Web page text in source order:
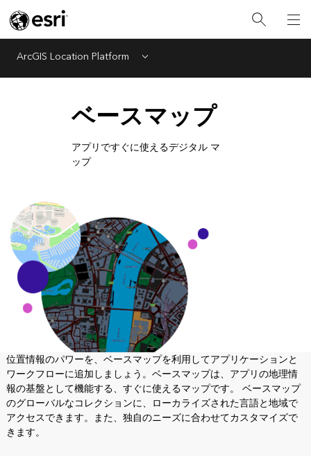
ArcGIS Location Platform Menu
ベースマップ
アプリですぐに使えるデジタル マ
ップ
位置情報のパワーを、ベースマップを利用してアプリケーションと
ワークフローに追加しましょう。ベースマップは、アプリの地理情
報の基盤として機能する、すぐに使えるマップです。 ベースマップ
のグローバルなコレクションに、ローカライズされた言語と地域で
アクセスできます。また、独自のニーズに合わせてカスタマイズで
きます。